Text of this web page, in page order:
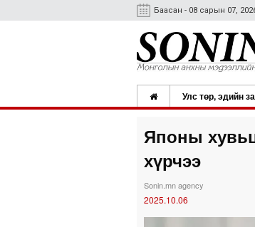
Баасан - 08 сарын 07,
Улс төр, эдийн
Японы
хүрчээ
Sonin.mn agency
2025.10.06